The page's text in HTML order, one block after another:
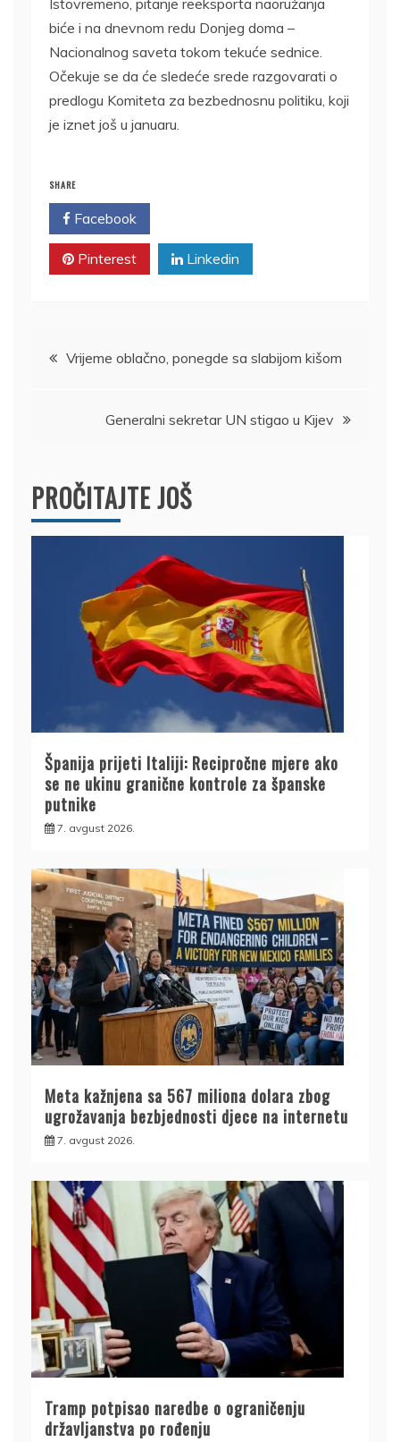
Istovremeno, pitanje reeksporta naoružanja
biće i na dnevnom redu Donjeg doma –
Nacionalnog saveta tokom tekuće sednice.
Očekuje se da će sledeće srede razgovarati o
predlogu Komiteta za bezbednosnu politiku, koji
je iznet još u januaru.
SHARE
Facebook
Pinterest Linkedin
Kretanje
Vrijeme oblačno, ponegde sa slabijom kišom
Generalni sekretar UN stigao u Kijev
PROČITAJTE JOŠ
Španija prijeti Italiji: Recipročne mjere ako
se ne ukinu granične kontrole za španske
putnike
7. avgust 2026.
Meta kažnjena sa 567 miliona dolara zbog
ugrožavanja bezbjednosti djece na internetu
7. avgust 2026.
Tramp potpisao naredbe o ograničenju
državljanstva po rođenju